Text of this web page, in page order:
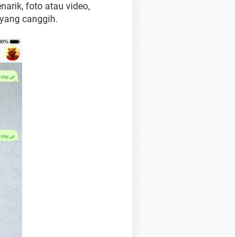
foto atau video,
canggih.